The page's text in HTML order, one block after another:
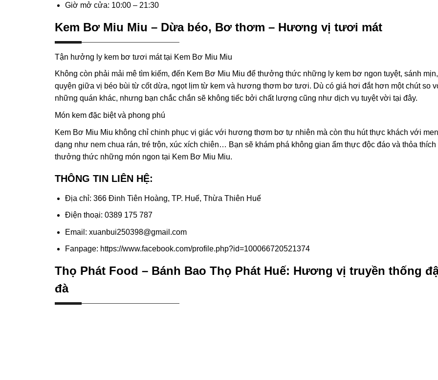
Giờ mở cửa: 10:00 – 21:30
Kem Bơ Miu Miu – Dừa béo, Bơ thơm – Hương vị tươi mát
Tận hưởng ly kem bơ tươi mát tại Kem Bơ Miu Miu
Không còn phải mải mê tìm kiếm, đến Kem Bơ Miu Miu để thưởng thức những ly kem bơ ngon tuyệt, sánh
quyện giữa vị béo bùi từ cốt dừa, ngọt lịm từ kem và hương thơm bơ tươi. Dù có giá hơi đắt hơn một chút so
những quán khác, nhưng bạn chắc chắn sẽ không tiếc bởi chất lượng cũng như dịch vụ tuyệt vời tại đây.
Món kem đặc biệt và phong phú
Kem Bơ Miu Miu không chỉ chinh phục vị giác với hương thơm bơ tự nhiên mà còn thu hút thực khách với
dạng như nem chua rán, tré trộn, xúc xích chiên… Bạn sẽ khám phá không gian ẩm thực độc đáo và thỏa thích
thưởng thức những món ngon tại Kem Bơ Miu Miu.
THÔNG TIN LIÊN HỆ:
Địa chỉ: 366 Đinh Tiên Hoàng, TP. Huế, Thừa Thiên Huế
Điện thoại: 0389 175 787
Email: xuanbui250398@gmail.com
Fanpage: https://www.facebook.com/profile.php?id=100066720521374
Thọ Phát Food – Bánh Bao Thọ Phát Huế: Hương vị truyền thống
đà